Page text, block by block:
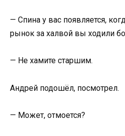
— Спина у вас появляется,
рынок за халвой вы ходили
— Не хамите старшим.
Андрей подошёл, посмотрел.
— Может, отмоется?